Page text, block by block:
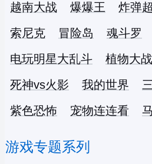
越南大战
爆爆王 炸弹
索尼克
冒险岛 魂斗罗
电玩明星大乱斗
植物大
死神vs火影
我的世界
紫色恐怖
宠物连连看
游戏专题系列